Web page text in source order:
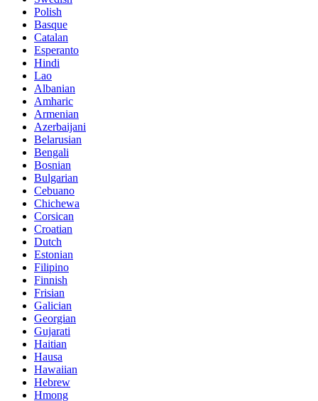
Polish
Basque
Catalan
Esperanto
Hindi
Lao
Albanian
Amharic
Armenian
Azerbaijani
Belarusian
Bengali
Bosnian
Bulgarian
Cebuano
Chichewa
Corsican
Croatian
Dutch
Estonian
Filipino
Finnish
Frisian
Galician
Georgian
Gujarati
Haitian
Hausa
Hawaiian
Hebrew
Hmong